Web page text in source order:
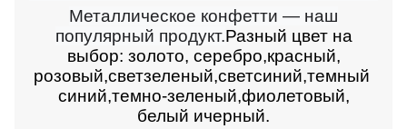
Металлическое конфетти — наш
популярный продукт.Разный цвет на
выбор: золото, серебро,красный,
розовый,светзеленый,светсиний,темный
синий,темно-зеленый,фиолетовый,
белый ичерный.